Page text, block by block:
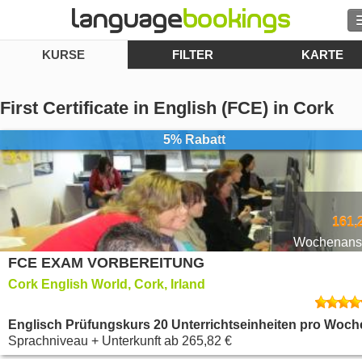
Kontakt
DURCHSUCHEN
Hilfe
Währung €
Sprache
KURSE FILTER KARTE
First Certificate in English (FCE) in Cork
5% Rabatt
FCE EXAM VORBEREITUNG
Cork English World, Cork, Irland
Englisch Prüfungskurs 20 Unterrichtseinheiten pro
Sprachniveau + Unterkunftab 265,82 €